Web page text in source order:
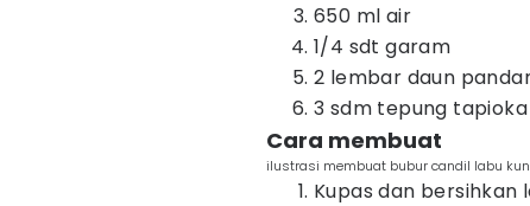
650 ml air
1/4 sdt garam
2 lembar daun
3 sdm tepung tapioka
Cara membuat
ilustrasi membuat bubur candil labu
Kupas dan bersihkan